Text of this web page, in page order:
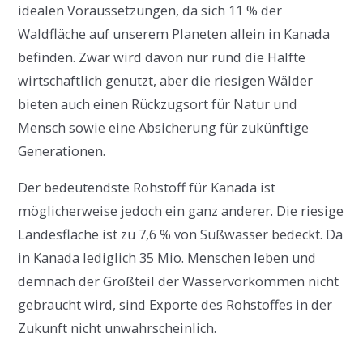
idealen Voraussetzungen, da sich 11 % der
Waldfläche auf unserem Planeten allein in Kanada
befinden. Zwar wird davon nur rund die Hälfte
wirtschaftlich genutzt, aber die riesigen Wälder
bieten auch einen Rückzugsort für Natur und
Mensch sowie eine Absicherung für zukünftige
Generationen.
Der bedeutendste Rohstoff für Kanada ist
möglicherweise jedoch ein ganz anderer. Die riesige
Landesfläche ist zu 7,6 % von Süßwasser bedeckt. Da
in Kanada lediglich 35 Mio. Menschen leben und
demnach der Großteil der Wasservorkommen nicht
gebraucht wird, sind Exporte des Rohstoffes in der
Zukunft nicht unwahrscheinlich.